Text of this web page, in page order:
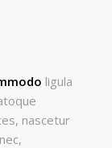
ligula
nascetur